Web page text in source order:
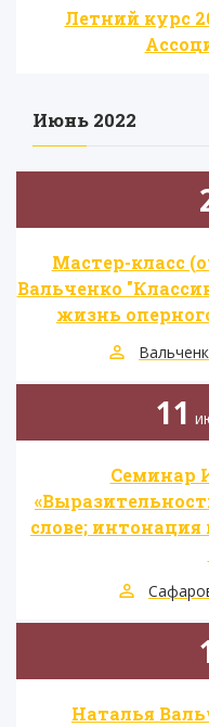
Летний курс
Июнь 2022
Мастер-класс
Вальченко
жизнь
11
Семинар
слове;
Наталья